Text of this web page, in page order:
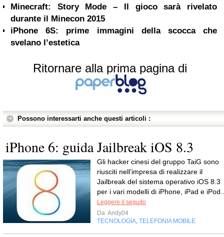
Minecraft: Story Mode – Il gioco sarà rivelato
durante il Minecon 2015
iPhone 6S: prime immagini della scocca che
svelano l’estetica
Ritornare alla prima pagina di
Possono interessarti anche questi articoli :
iPhone 6: guida Jailbreak iOS 8.3
Gli hacker cinesi del gruppo TaiG sono
riusciti nell’impresa di realizzare il
Jailbreak del sistema operativo iOS 8.3
per i vari modelli di iPhone, iPad e
Leggere il seguito
Da Andy04
TECNOLOGIA TELEFONIA MOBILE